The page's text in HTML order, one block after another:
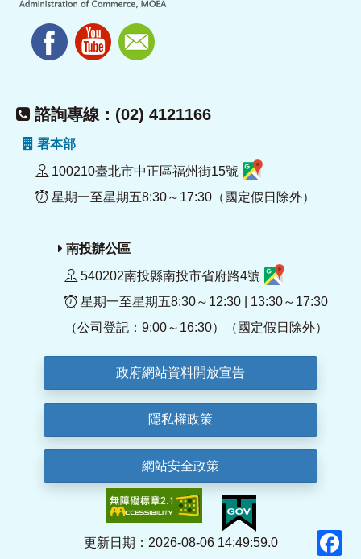
諮詢專線：(02) 4121166
署本部
100210臺北市中正區福州街15號
星期一至星期五8:30～17:30（國定假日除外）
南投辦公區
540202南投縣南投市省府路4號
星期一至星期五8:30～12:30 | 13:30～17:30
（公司登記：9:00～16:30）（國定假日除外）
政府網站資料開放宣告
隱私權政策
網站安全政策
更新日期：2026-08-06 14:49:59.0